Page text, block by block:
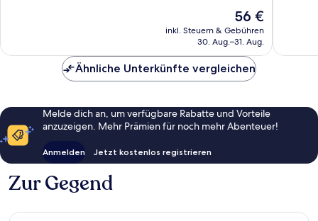
Der
Preis
beträgt
56 €
inkl. Steuern & Gebühren
30. Aug.–31. Aug.
Ähnliche Unterkünfte vergleichen
Melde dich an, um verfügbare Rabatte und Vorteile
anzuzeigen. Mehr Prämien für noch mehr Abenteuer!
Anmelden Jetzt kostenlos registrieren
Zur Gegend